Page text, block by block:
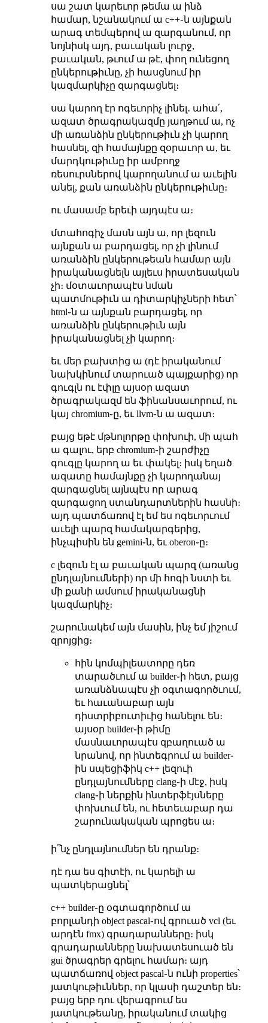
սա շատ կարեւոր թեմա ա ինձ
համար, նշանակում ա c++֊ն այնքան
արագ տեմպերով ա զարգանում, որ
նոյնիսկ այդ, բաւական լուրջ,
բաւական, թւում ա թէ, փող ունեցող
ընկերութիւնը, չի հասցնում իր
կազմարկիչը զարգացնել։
սա կարող էր ոգեւորիչ լինել․ ահա՛,
ազատ ծրագրակազմը յաղթում ա, ոչ
մի առանձին ընկերութիւն չի կարող
հասնել, զի համայնքը զօրաւոր ա, եւ
մարդկութիւնը իր ամբողջ
ռեսուրսներով կարողանում ա աւելին
անել, քան առանձին ընկերութիւնը։
ու մասամբ երեւի այդպէս ա։
մտահոգիչ մասն այն ա, որ լեզուն
այնքան ա բարդացել, որ չի լինում
առանձին ընկերութեան համար այն
իրականացնելն այլեւս իրատեսական
չի։ մօտաւորապէս նման
պատմութիւն ա դիտարկիչների հետ՝
html֊ն ա այնքան բարդացել, որ
առանձին ընկերութիւն այն
իրականացնել չի կարող։
եւ մեր բախտից ա (դէ իրականում
նախկինում տարուած պայքարից) որ
գուգլն ու էփլը այսօր ազատ
ծրագրակազմ են ֆինանսաւորում, ու
կայ chromium֊ը, եւ llvm֊ն ա ազատ։
բայց եթէ մթնոլորթը փոխուի, մի պահ
ա գալու, երբ chromium֊ի շարժիչը
գուգլը կարող ա եւ փակել։ իսկ եղած
ազատը համայնքը չի կարողանայ
զարգացնել այնպէս որ արագ
զարգացող ստանդարտներին հասնի։
այդ պատճառով էլ եմ ես ոգեւորւում
աւելի պարզ համակարգերից,
ինչպիսին են gemini֊ն, եւ oberon֊ը։
c լեզուն էլ ա բաւական պարզ (առանց
ընդլայնումների) որ մի հոգի նստի եւ
մի քանի ամսում իրականացնի
կազմարկիչ։
շարունակեմ այն մասին, ինչ եմ յիշում
զրոյցից։
հին կոմպիլեատորը դեռ
տարածւում ա builder֊ի հետ, բայց
առանձնապէս չի օգտագործւում,
եւ հաւանաբար այն
դիստրիբուտիւից հանելու են։
այսօր builder֊ի թիմը
մասնաւորապէս զբաղուած ա
նրանով, որ ինտեգրում ա builder֊
ին սպեցիֆիկ c++ լեզուի
ընդլայնումները clang֊ի մէջ, իսկ
clang֊ի ներքին ինտերֆէյսները
փոխւում են, ու հետեւաբար դա
շարունակական պրոցես ա։
ի՞նչ ընդլայնումներ են դրանք։
դէ դա ես գիտէի, ու կարելի ա
պատկերացնել՝
c++ builder֊ը օգտագործում ա
բորլանդի object pascal֊ով գրուած vcl (եւ
արդէն fmx) գրադարանները։ իսկ
գրադարանները նախատեսուած են
gui ծրագրեր գրելու համար։ այդ
պատճառով object pascal֊ն ունի properties՝
յատկութիւններ, որ կլասի դաշտեր են։
բայց երբ դու վերագրում ես
յատկութեանը, իրականում տակից